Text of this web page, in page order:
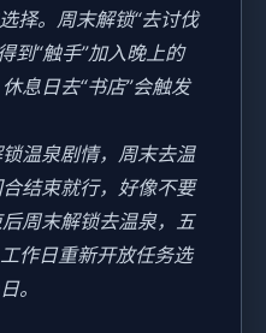
择。周末解锁“去讨伐
到“触手”加入晚上的
息日去“书店”会触发
温泉剧情，周末去温
结束就行，好像不要
周末解锁去温泉，五
作日重新开放任务选
。